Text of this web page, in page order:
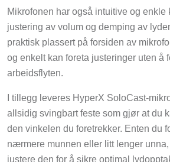
Mikrofonen har også intuitive og enkle
justering av volum og demping av
praktisk plassert på forsiden av
og enkelt kan foreta justeringer uten å
arbeidsflyten.
I tillegg leveres HyperX SoloCast-
allsidig svingbart feste som gjør at du
den vinkelen du foretrekker. Enten du
nærmere munnen eller litt lenger
justere den for å sikre optimal